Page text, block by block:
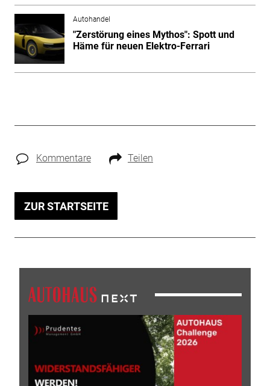
Autohandel
"Zerstörung eines Mythos": Spott und
Häme für neuen Elektro-Ferrari
Kommentare Teilen
ZUR STARTSEITE